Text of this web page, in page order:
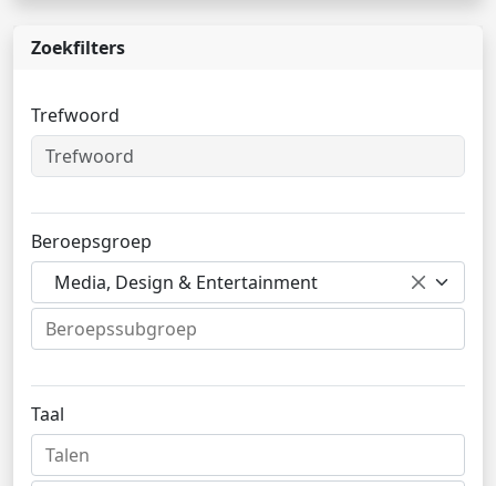
Zoekfilters
Trefwoord
Beroepsgroep
Media, Design & Entertainment
Taal